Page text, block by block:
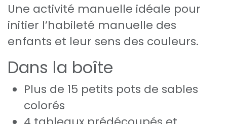
Une activité manuelle idéale pour
initier l’habileté manuelle des
enfants et leur sens des couleurs.
Dans la boîte
Plus de 15 petits pots de sables
colorés